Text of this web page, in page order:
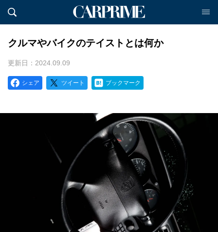
クルマやバイクのテイストとは何か
更新日：2024.09.09
シェア ツイート ブックマーク